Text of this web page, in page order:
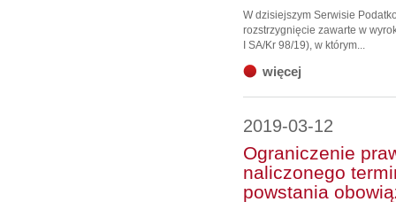
W dzisiejszym Serwisie
rozstrzygnięcie zawarte w
I SA/Kr 98/19), w którym...
więcej
2019-03-12
Ograniczenie
naliczonego
powstania